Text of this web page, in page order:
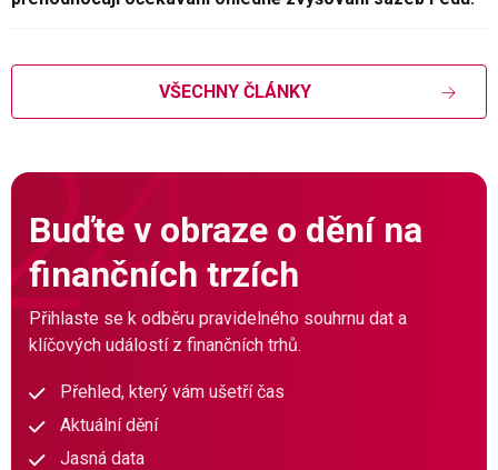
VŠECHNY ČLÁNKY
Buďte v obraze o dění na
finančních trzích
Přihlaste se k odběru pravidelného souhrnu dat a
klíčových událostí z finančních trhů.
Přehled, který vám ušetří čas
Aktuální dění
Jasná data